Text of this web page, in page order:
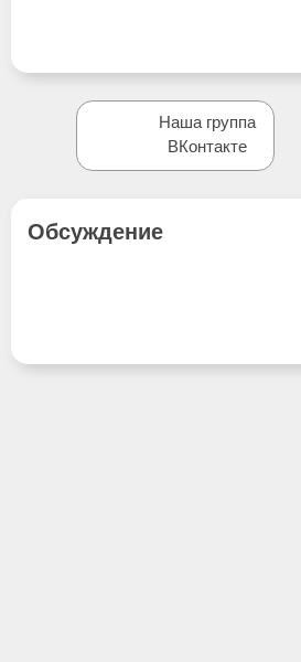
Наша группа
ВКонтакте
Обсуждение